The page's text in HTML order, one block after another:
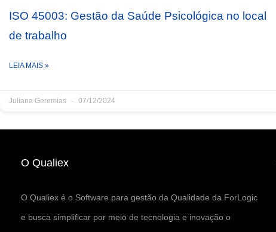
ISO 45003: Gestão da Saúde Psicológica no local
de trabalho
LEIA MAIS »
Juliana Geremias 07/12/2024
O Qualiex
O Qualiex é o Software para gestão da Qualidade da ForLogic
e busca simplificar por meio de tecnologia e inovação o